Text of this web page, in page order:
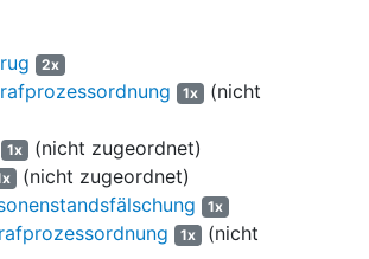
die Kosten des Verfahrens zu tragen.
263 Abs. 1 und 2, 271 Abs. 1 und 4, 281
Abs. 1 und 2, 267 Abs. 1 und 2, 281 Abs. 1,
2x
1x (nicht
1x (nicht zugeordnet)
(nicht zugeordnet)
1x
1x (nicht